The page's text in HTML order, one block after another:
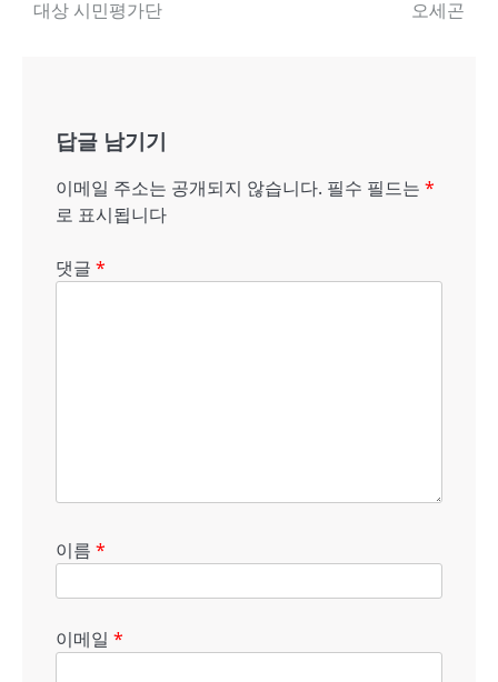
내
대상 시민평가단 오세곤
답글 남기기
이메일 주소는 공개되지 않습니다. 필수 필드는 *
로 표시됩니다
댓글 *
이름 *
이메일 *